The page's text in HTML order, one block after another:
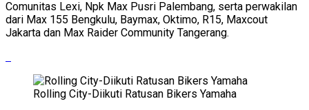
Comunitas Lexi, Npk Max Pusri Palembang, serta perwakilan
dari Max 155 Bengkulu, Baymax, Oktimo, R15, Maxcout
Jakarta dan Max Raider Community Tangerang.
Rolling City-Diikuti Ratusan Bikers Yamaha